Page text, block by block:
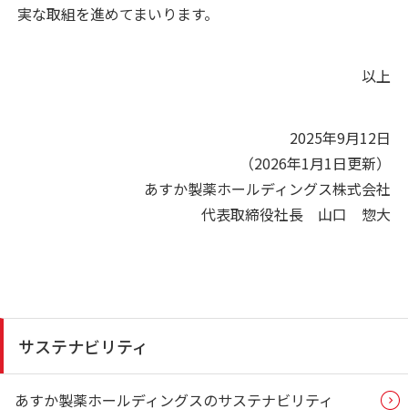
実な取組を進めてまいります。
以上
2025年9月12日
（2026年1月1日更新）
あすか製薬ホールディングス株式会社
代表取締役社長 山口 惣大
サステナビリティ
あすか製薬ホールディングスのサステナビリティ